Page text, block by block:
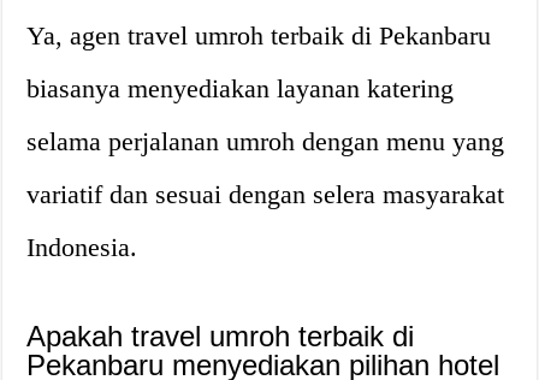
Ya, agen travel umroh terbaik di Pekanbaru
biasanya menyediakan layanan katering
selama perjalanan umroh dengan menu yang
variatif dan sesuai dengan selera masyarakat
Indonesia.
Apakah travel umroh terbaik di
Pekanbaru menyediakan pilihan hotel